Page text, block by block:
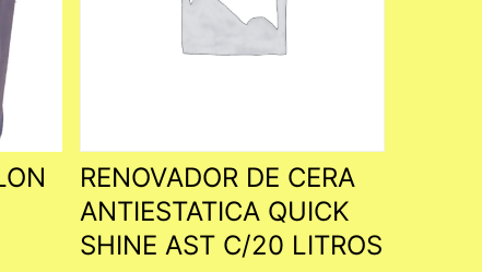
RENOVADOR DE CERA
ANTIESTATICA QUICK
SHINE AST C/20 LITROS